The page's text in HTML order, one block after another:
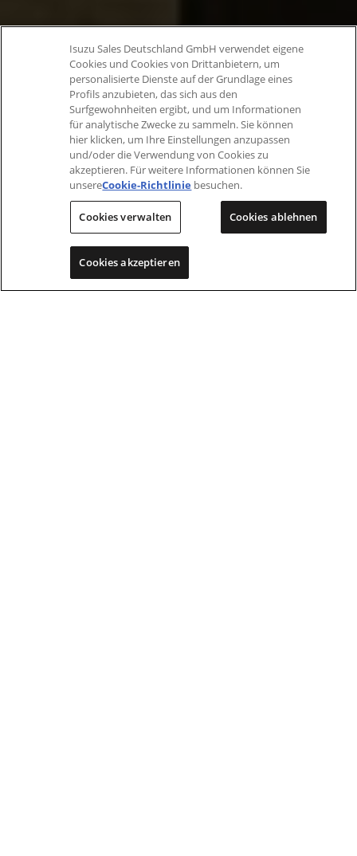
Isuzu Sales Deutschland GmbH verwendet eigene
Cookies und Cookies von Drittanbietern, um
personalisierte Dienste auf der Grundlage eines
Profils anzubieten, das sich aus den
Surfgewohnheiten ergibt, und um Informationen
für analytische Zwecke zu sammeln. Sie können
hier klicken, um Ihre Einstellungen anzupassen
und/oder die Verwendung von Cookies zu
akzeptieren. Für weitere Informationen können Sie
unsereCookie-Richtlinie besuchen.
Cookies verwalten Cookies ablehnen
Cookies akzeptieren